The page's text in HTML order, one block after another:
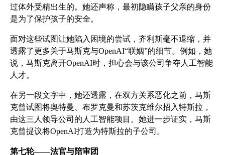
过体外受精出生的。她还声称，最初隐瞒孩子父亲的身份
是为了保护孩子的安全。
面对这些试图让她陷入困境的尝试，齐利斯毫不退缩，并
透露了更多关于马斯克与OpenAI“联姻”的细节。例如，她
说，马斯克离开OpenAI时，担心会与该公司争夺人工智能
人才。
在另一段文字中，她还透露，在双方关系恶化之前，马斯
克曾试图将奥特曼、布罗克曼和苏茨克维尔招入特斯拉，
由这三人领导公司的人工智能项目。她进一步证实，马斯
克曾提议将OpenAI打造为特斯拉的子公司。
第七轮——法官与陪审团